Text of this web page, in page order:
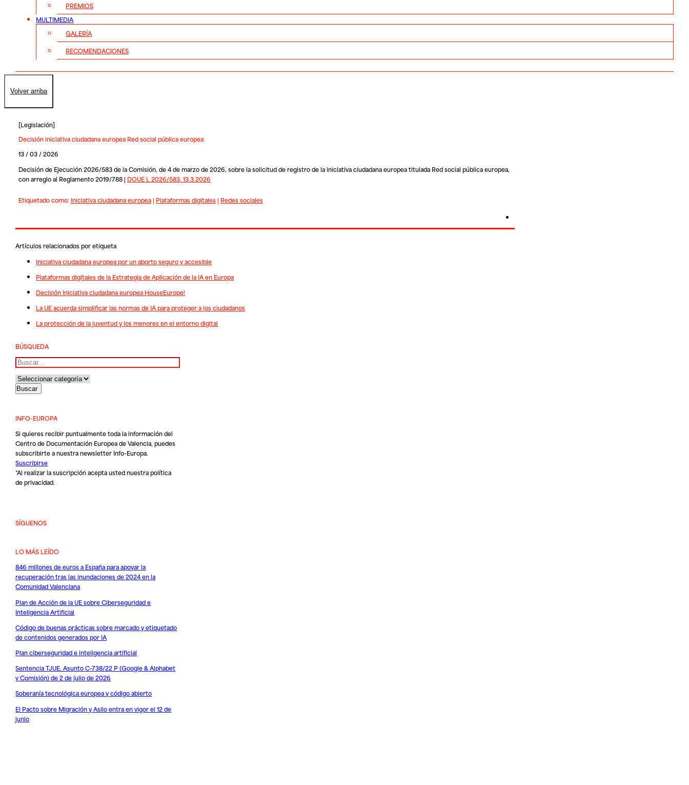
PREMIOS
MULTIMEDIA
GALERÍA
RECOMENDACIONES
Volver arriba
[Legislación]
Decisión iniciativa ciudadana europea Red social pública europea
13 / 03 / 2026
Decisión de Ejecución 2026/583 de la Comisión, de 4 de marzo de 2026, sobre la solicitud de registro de la iniciativa ciudadana europea titulada Red social pública europea,
con arreglo al Reglamento 2019/788 | DOUE L 2026/583, 13.3.2026
Etiquetado como: Iniciativa ciudadana europea| Plataformas digitales| Redes sociales
Artículos relacionados por etiqueta
Iniciativa ciudadana europea por un aborto seguro y accesible
Plataformas digitales de la Estrategia de Aplicación de la IA en Europa
Decisión Iniciativa ciudadana europea HouseEurope!
La UE acuerda simplificar las normas de IA para proteger a los ciudadanos
La protección de la juventud y los menores en el entorno digital
BÚSQUEDA
Buscar
INFO-EUROPA
Si quieres recibir puntualmente toda la información del
Centro de Documentación Europea de Valencia, puedes
subscribirte a nuestra newsletter Info-Europa.
Suscribirse
*Al realizar la suscripción acepta usted nuestrapolítica
de privacidad.
SÍGUENOS
LO MÁS LEÍDO
846 millones de euros a España para apoyar la
recuperación tras las inundaciones de 2024 en la
Comunidad Valenciana
Plan de Acción de la UE sobre Ciberseguridad e
Inteligencia Artificial
Código de buenas prácticas sobre marcado y etiquetado
de contenidos generados por IA
Plan ciberseguridad e inteligencia artificial
Sentencia TJUE. Asunto C-738/22 P (Google & Alphabet
v Comisión) de 2 de julio de 2026
Soberanía tecnológica europea y código abierto
El Pacto sobre Migración y Asilo entra en vigor el 12 de
junio